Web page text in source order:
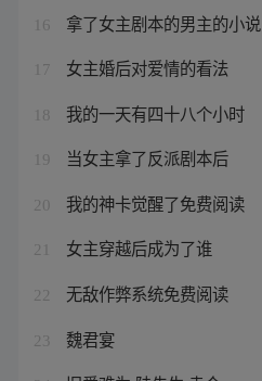
16 拿了女主剧本的男主的小说
17 女主婚后对爱情的看法
18 我的一天有四十八个小时
19 当女主拿了反派剧本后
20 我的神卡觉醒了免费阅读
21 女主穿越后成为了谁
22 无敌作弊系统免费阅读
23 魏君宴